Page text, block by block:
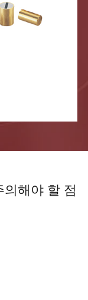
의해야 할 점